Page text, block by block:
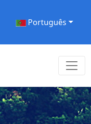
Português